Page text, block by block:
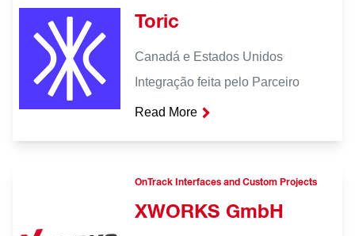
Toric
Canadá e Estados Unidos
Integração feita pelo Parceiro
Read More
OnTrack Interfaces and Custom Projects
XWORKS GmbH